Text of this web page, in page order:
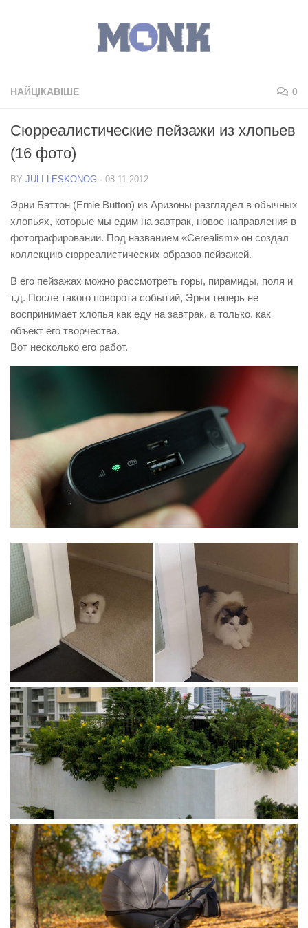
НАЙЦІКАВІШЕ 0
Сюрреалистические пейзажи из хлопьев
(16 фото)
BY JULI LESKONOG · 08.11.2012
Эрни Баттон (Ernie Button) из Аризоны разглядел в обычных
хлопьях, которые мы едим на завтрак, новое направления в
фотографировании. Под названием «Cerealism» он создал
коллекцию сюрреалистических образов пейзажей.
В его пейзажах можно рассмотреть горы, пирамиды, поля и
т.д. После такого поворота событий, Эрни теперь не
воспринимает хлопья как еду на завтрак, а только, как
объект его творчества.
Вот несколько его работ.